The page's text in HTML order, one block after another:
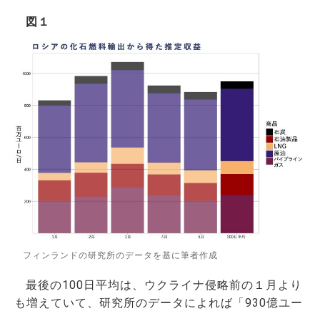
図１
フィンランドの研究所のデータを基に筆者作成
最後の100日平均は、ウクライナ侵略前の１月より
も増えていて、研究所のデータによれば「930億ユー